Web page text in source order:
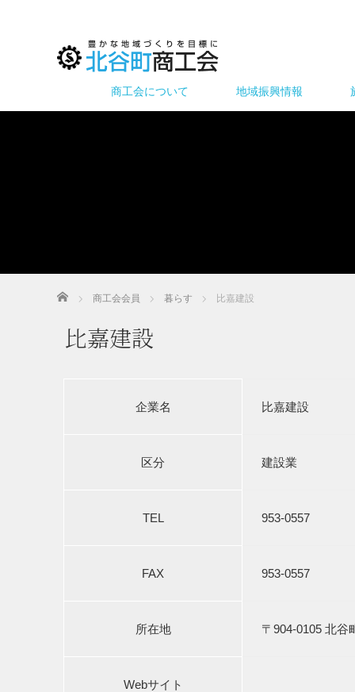
商工会について 地域振興情報
ホーム 商工会会員 暮らす 比嘉建設
比嘉建設
企業名 比嘉建設
区分 建設業
TEL 953-0557
FAX 953-0557
所在地 〒904-0105 北谷
Webサイト